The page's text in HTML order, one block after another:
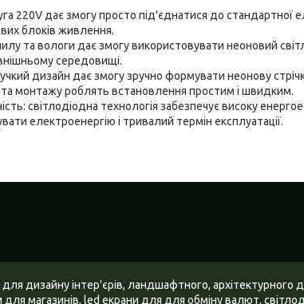
220V дає змогу просто під'єднатися до стандартної
блоків живлення.
та вологи дає змогу використовувати неоновий
середовищі.
дизайн дає змогу зручно формувати неонову
монтажу роблять встановлення простим і швидким.
світлодіодна технологія забезпечує високу
електроенергію і тривалий термін експлуатації.
для дизайну інтер'єрів, ландшафтного,
магазинів, led екрани для для обміну валют,